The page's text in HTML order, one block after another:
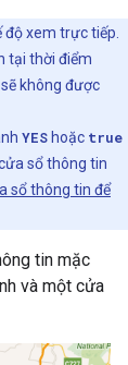
xem trực tiếp.
tại thời điểm
không được
YES hoặc true
sổ thông tin
sổ thông tin để
tin mặc
và một cửa